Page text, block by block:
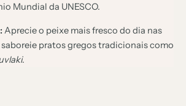
Mundial da UNESCO.
Aprecie o peixe mais fresco do dia nas
pratos gregos tradicionais como
.